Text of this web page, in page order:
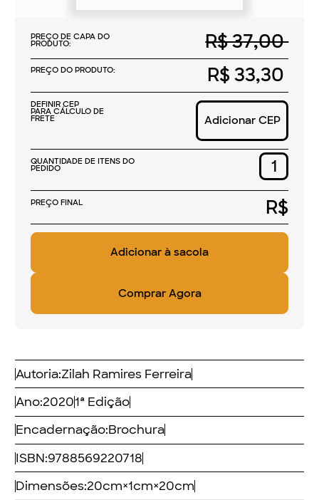
PREÇO DE CAPA DO
PRODUTO: R$ 37,00
PREÇO DO PRODUTO: R$ 33,30
DEFINIR CEP
PARA CÁLCULO DE
FRETE Adicionar CEP
QUANTIDADE DE ITENS DO
PEDIDO
PREÇO FINAL R$
Comprar Agora
Autoria:Zilah Ramires Ferreira
Ano:20201ª Edição
Encadernação:Brochura
ISBN:9788569220718
Dimensões:20cm×1cm×20cm